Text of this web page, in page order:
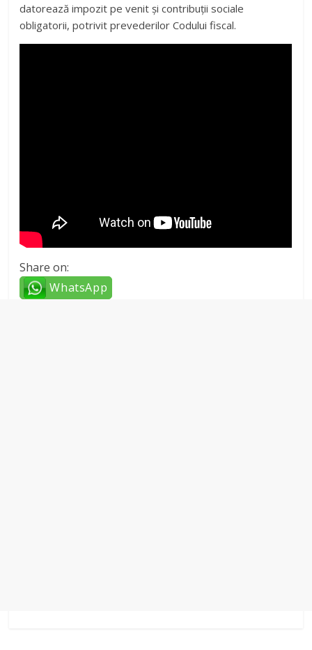
datorează impozit pe venit şi contribuţii sociale
obligatorii, potrivit prevederilor Codului fiscal.
Share on:
WhatsApp